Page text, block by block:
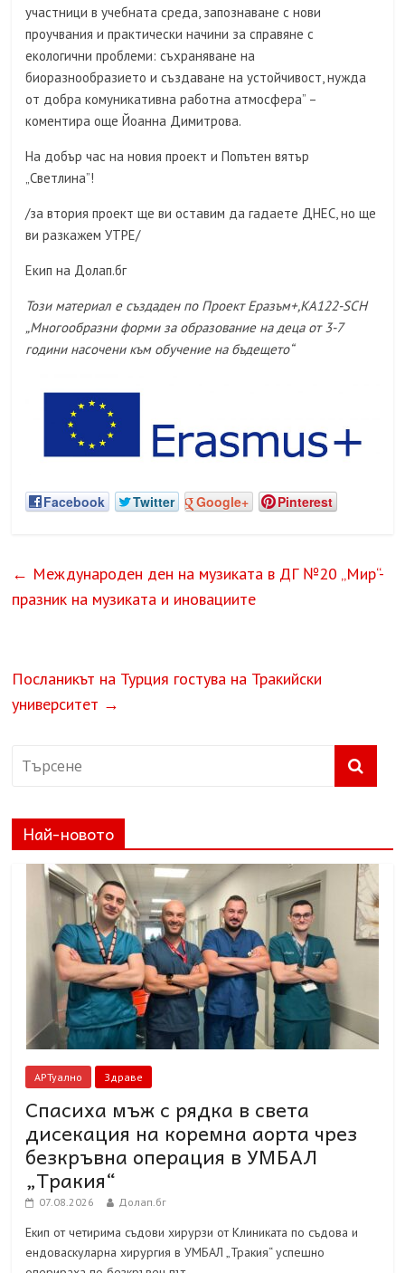
участници в учебната среда, запознаване с нови
проучвания и практически начини за справяне с
екологични проблеми: съхраняване на
биоразнообразието и създаване на устойчивост, нужда
от добра комуникативна работна атмосфера” –
коментира още Йоанна Димитрова.
На добър час на новия проект и Попътен вятър
„Светлина”!
/за втория проект ще ви оставим да гадаете ДНЕС, но ще
ви разкажем УТРЕ/
Екип на Долап.бг
Този материал е създаден по Проект Еразъм+,КА122-SCH
„Многообразни форми за образование на деца от 3-7
години насочени към обучение на бъдещето“
Facebook Twitter Google+ Pinterest
← Международен ден на музиката в ДГ №20 „Мир“-
празник на музиката и иновациите
Посланикът на Турция гостува на Тракийски
университет →
Най-новото
АРТуално Здраве
Спасиха мъж с рядка в света
дисекация на коремна аорта чрез
безкръвна операция в УМБАЛ
„Тракия“
07.08.2026 Долап.бг
Екип от четирима съдови хирурзи от Клиниката по съдова и
ендоваскуларна хирургия в УМБАЛ „Тракия“ успешно